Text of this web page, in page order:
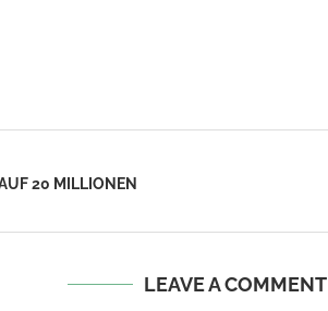
20 MILLIONEN
LEAVE A COMMENT